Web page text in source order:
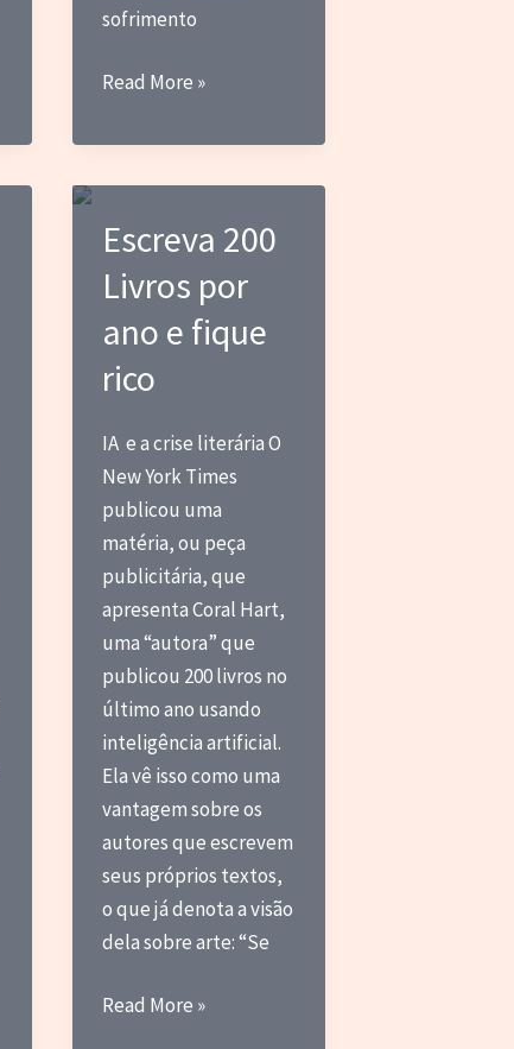
sofrimento
A
do
sofrimento:
Violência
Vira
“Conteúdo”
Read More »
Escreva 200
Livros por
ano e fique
rico
IA e a crise literária O
New York Times
publicou uma
matéria, ou peça
publicitária, que
apresenta Coral Hart,
uma “autora” que
publicou 200 livros no
último ano usando
inteligência artificial.
Ela vê isso como uma
vantagem sobre os
autores que escrevem
seus próprios textos,
o que já denota a visão
dela sobre arte: “Se
Escreva
Read More »